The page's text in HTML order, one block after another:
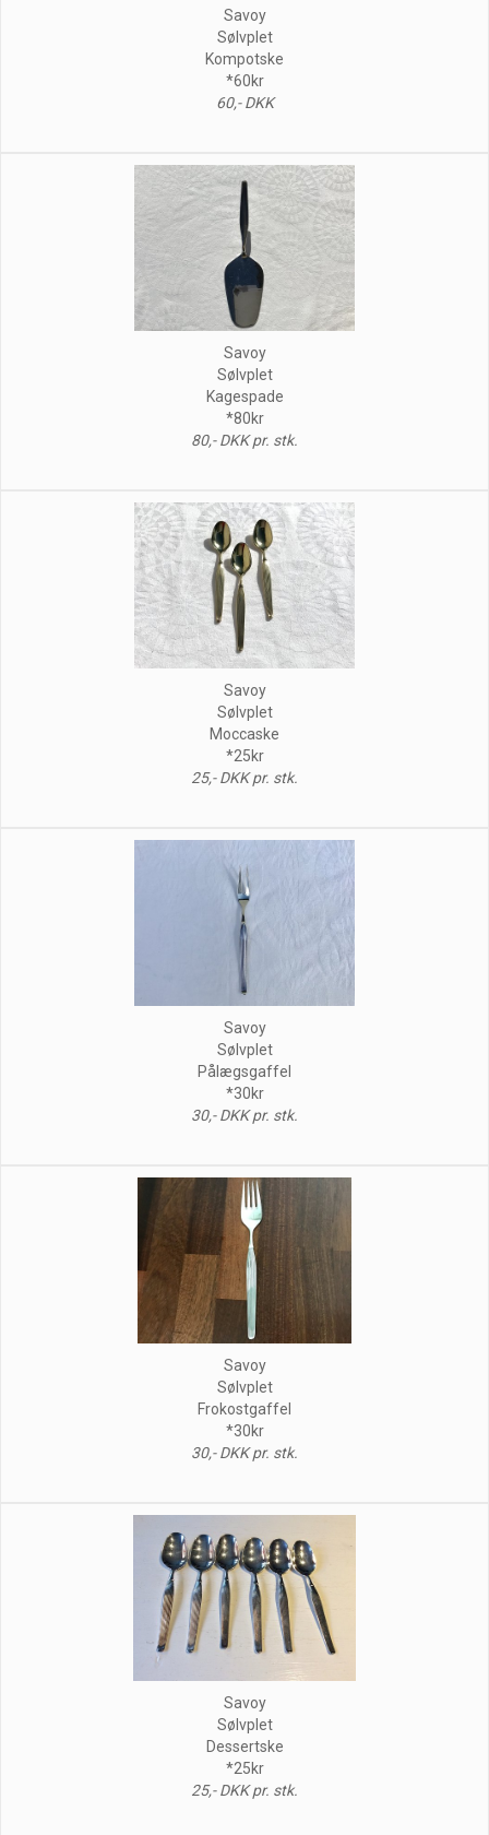
Savoy
Sølvplet
Kompotske
*60kr
60,- DKK
Savoy
Sølvplet
Kagespade
*80kr
80,- DKK pr. stk.
Savoy
Sølvplet
Moccaske
*25kr
25,- DKK pr. stk.
Savoy
Sølvplet
Pålægsgaffel
*30kr
30,- DKK pr. stk.
Savoy
Sølvplet
Frokostgaffel
*30kr
30,- DKK pr. stk.
Savoy
Sølvplet
Dessertske
*25kr
25,- DKK pr. stk.